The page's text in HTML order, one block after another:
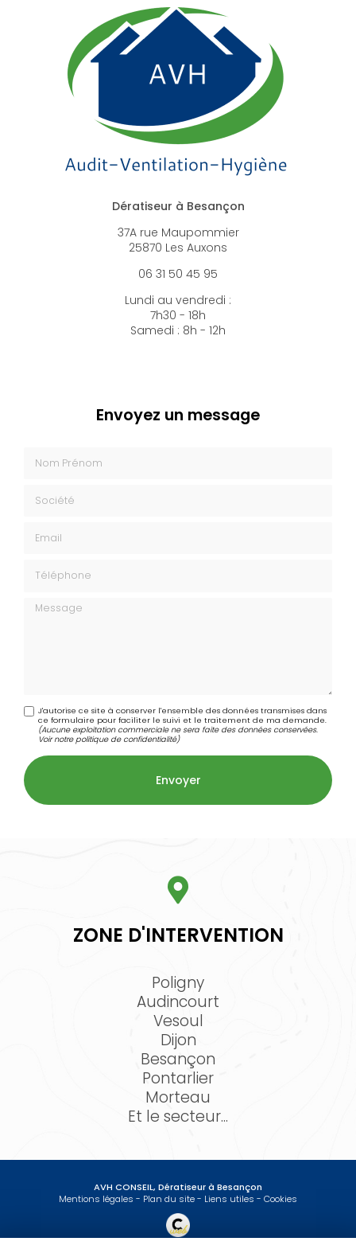
Dératiseur à Besançon
37A rue Maupommier
25870 Les Auxons
06 31 50 45 95
Lundi au vendredi :
7h30 - 18h
Samedi : 8h - 12h
Envoyez un message
Message
J'autorise ce site à conserver l'ensemble des données transmises dans
ce formulaire pour faciliter le suivi et le traitement de ma demande.
(Aucune exploitation commerciale ne sera faite des données conservées.
Voir notre politique de confidentialité)
ZONE D'INTERVENTION
Poligny
Audincourt
Vesoul
Dijon
Besançon
Pontarlier
Morteau
Et le secteur...
AVH CONSEIL, Dératiseur à Besançon
Mentions légales - Plan du site- Liens utiles - Cookies